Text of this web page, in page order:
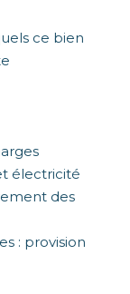
ce bien
électricité
des
: provision